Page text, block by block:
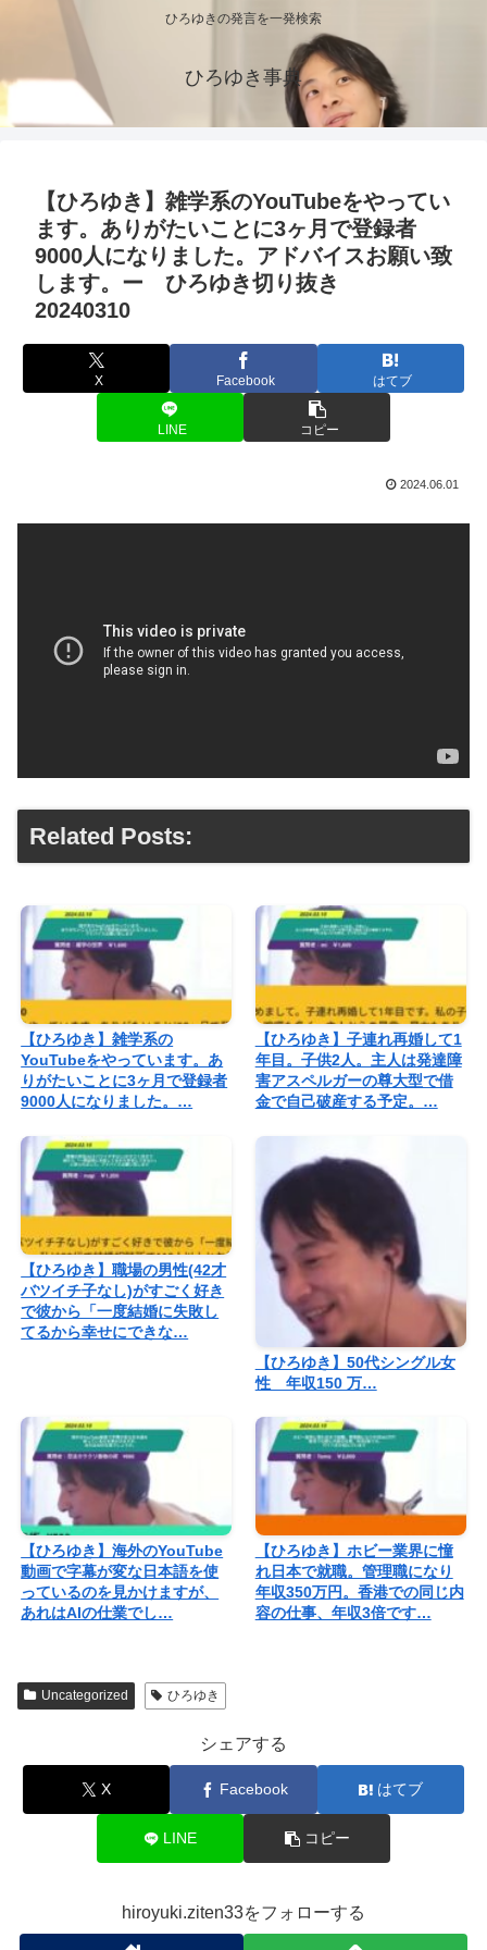
ひろゆきの発言を一発検索
ひろゆき事典
【ひろゆき】雑学系のYouTubeをやってい
ます。ありがたいことに3ヶ月で登録者
9000人になりました。アドバイスお願い致
します。ー ひろゆき切り抜き
20240310
X Facebook はてブ
LINE コピー
2024.06.01
Related Posts:
【ひろゆき】雑学系の
YouTubeをやっています。あ
りがたいことに3ヶ月で登録者
9000人になりました。…
【ひろゆき】子連れ再婚して1
年目。子供2人。主人は発達障
害アスペルガーの尊大型で借
金で自己破産する予定。…
【ひろゆき】職場の男性(42才
バツイチ子なし)がすごく好き
で彼から「一度結婚に失敗し
てるから幸せにできな…
【ひろゆき】50代シングル女
性 年収150 万…
【ひろゆき】海外のYouTube
動画で字幕が変な日本語を使
っているのを見かけますが、
あれはAIの仕業でし…
【ひろゆき】ホビー業界に憧
れ日本で就職。管理職になり
年収350万円。香港での同じ内
容の仕事、年収3倍です…
Uncategorized ひろゆき
シェアする
X Facebook はてブ
LINE コピー
hiroyuki.ziten33をフォローする